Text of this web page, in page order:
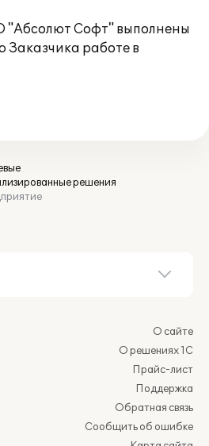
Софт" выполнены
Заказчика работе в
решения
О сайте
О решениях 1С
Прайс-лист
Поддержка
Обратная связь
Сообщить об ошибке